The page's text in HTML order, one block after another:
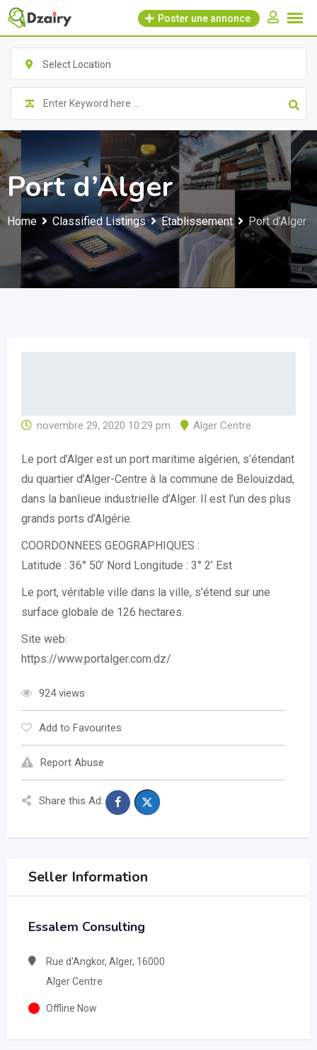
Skip
content
Poster une annonce
Select Location
Port d’Alger
Home Classified Listings Etablissement Port d’Alger
novembre 29, 2020 10:29 pm Alger Centre
Le port d’Alger est un port maritime algérien, s’étendant
du quartier d’Alger-Centre à la commune de Belouizdad,
dans la banlieue industrielle d’Alger. Il est l’un des plus
grands ports d’Algérie.
COORDONNEES GEOGRAPHIQUES :
Latitude : 36° 50’ Nord Longitude : 3° 2’ Est
Le port, véritable ville dans la ville, s’étend sur une
surface globale de 126 hectares.
Site web:
https://www.portalger.com.dz/
924 views
Add to Favourites
Report Abuse
Share this Ad:
Seller Information
Essalem Consulting
Rue d'Angkor, Alger, 16000
Alger Centre
Offline Now